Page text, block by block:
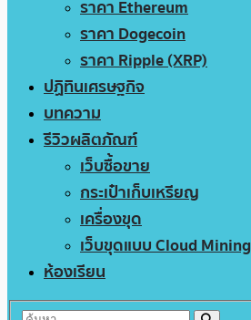
ราคา Ethereum
ราคา Dogecoin
ราคา Ripple (XRP)
ปฏิทินเศรษฐกิจ
บทความ
รีวิวผลิตภัณฑ์
เว็บซื้อขาย
กระเป๋าเก็บเหรียญ
เครื่องขุด
เว็บขุดแบบ Cloud Mining
ห้องเรียน